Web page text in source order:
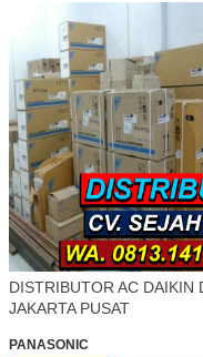
DISTRIBUTOR AC DAIKIN
JAKARTA PUSAT
PANASONIC